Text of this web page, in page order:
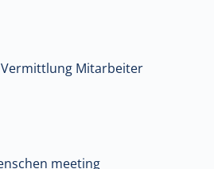
Vermittlung Mitarbeiter